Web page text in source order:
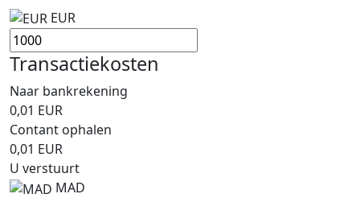
EUR
Transactiekosten
Naar bankrekening
0,01 EUR
Contant ophalen
0,01 EUR
U verstuurt
MAD